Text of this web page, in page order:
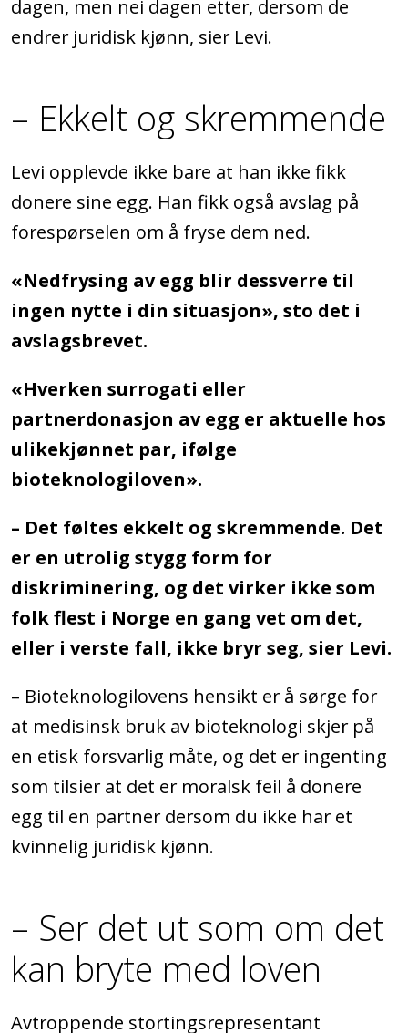
dagen, men nei dagen etter, dersom de
endrer juridisk kjønn, sier Levi.
– Ekkelt og skremmende
Levi opplevde ikke bare at han ikke fikk
donere sine egg. Han fikk også avslag på
forespørselen om å fryse dem ned.
«Nedfrysing av egg blir dessverre til
ingen nytte i din situasjon», sto det i
avslagsbrevet.
«Hverken surrogati eller
partnerdonasjon av egg er aktuelle hos
ulikekjønnet par, ifølge
bioteknologiloven».
– Det føltes ekkelt og skremmende. Det
er en utrolig stygg form for
diskriminering, og det virker ikke som
folk flest i Norge en gang vet om det,
eller i verste fall, ikke bryr seg, sier Levi.
– Bioteknologilovens hensikt er å sørge for
at medisinsk bruk av bioteknologi skjer på
en etisk forsvarlig måte, og det er ingenting
som tilsier at det er moralsk feil å donere
egg til en partner dersom du ikke har et
kvinnelig juridisk kjønn.
– Ser det ut som om det
kan bryte med loven
Avtroppende stortingsrepresentant